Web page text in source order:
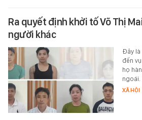
Ra quyết định khởi tố Võ Thị
người khác
Đây là
đến
họ
ngoái.
XÃ HỘI